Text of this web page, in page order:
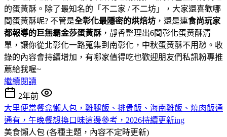
的蛋黃酥。除了最知名的「不二家 / 不二坊」，大家還喜歡哪
間蛋黃酥呢? 不管是全彰化最隱密的烘焙坊 ，還是連食尚玩家
都報導的巨無霸金莎蛋黃酥，靜香整理出6間彰化蛋黃酥清
單，讓你從北彰化一路蒐集到南彰化，中秋蛋黃酥不用愁。收
錄的內容會持續增加，有哪家值得吃也歡迎朋友們私訊粉專推
薦給我喔~
繼續閱讀
2年前
大里便當餐盒懶人包，雞腿飯、排骨飯、海南雞飯、燒肉飯通
通有，午晚餐想換口味這邊參考，2026持續更新ing
美食懶人包 (各種主題，內容不定時更新)